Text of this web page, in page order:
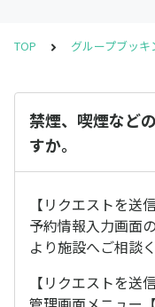
TOP グループブッ
禁煙、喫煙など
すか。
【リクエストを送
予約情報入力画面
より施設へご相談
【リクエストを送